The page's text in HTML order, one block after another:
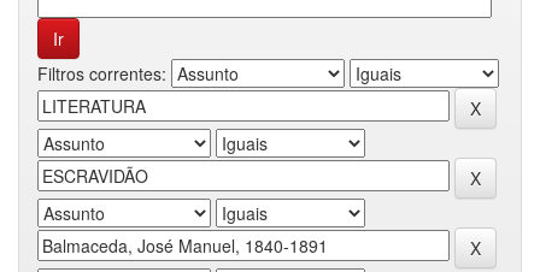
Filtros correntes: